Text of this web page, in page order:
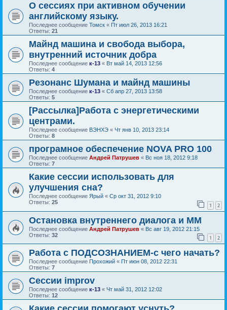
О сессиях при активном обучении
английскому языку.
Последнее сообщение Томск « Пт июл 26, 2013 16:21
Ответы: 21
Майнд машина и свобода выбора,
внутренний источник добра
Последнее сообщение к-13 « Вт май 14, 2013 12:56
Ответы: 4
Резонанс Шумана и майнд машины
Последнее сообщение к-13 « Сб апр 27, 2013 13:58
Ответы: 5
[Рассылка]Работа с энергетическими
центрами.
Последнее сообщение ВЭНХЭ « Чт янв 10, 2013 23:14
Ответы: 8
програмное обеспечение NOVA PRO 100
Последнее сообщение Андрей Патрушев « Вс ноя 18, 2012 9:18
Ответы: 7
Какие сессии использовать для
улучшения сна?
Последнее сообщение Ярый « Ср окт 31, 2012 9:10
Ответы: 25 1 2
Остановка внутреннего диалога и ММ
Последнее сообщение Андрей Патрушев « Вс авг 19, 2012 21:15
Ответы: 32 1 2
Работа с ПОДСОЗНАНИЕМ-с чего начать?
Последнее сообщение Прохожий « Пт июн 08, 2012 22:31
Ответы: 7
Сессии improv
Последнее сообщение к-13 « Чт май 31, 2012 12:02
Ответы: 12